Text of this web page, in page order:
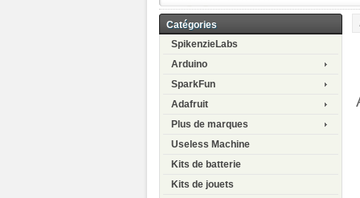
Catégories
SpikenzieLabs
Arduino
SparkFun
Adafruit
Plus de marques
Useless Machine
Kits de batterie
Kits de jouets